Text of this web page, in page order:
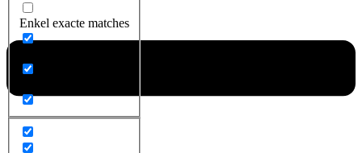
Enkel exacte matches